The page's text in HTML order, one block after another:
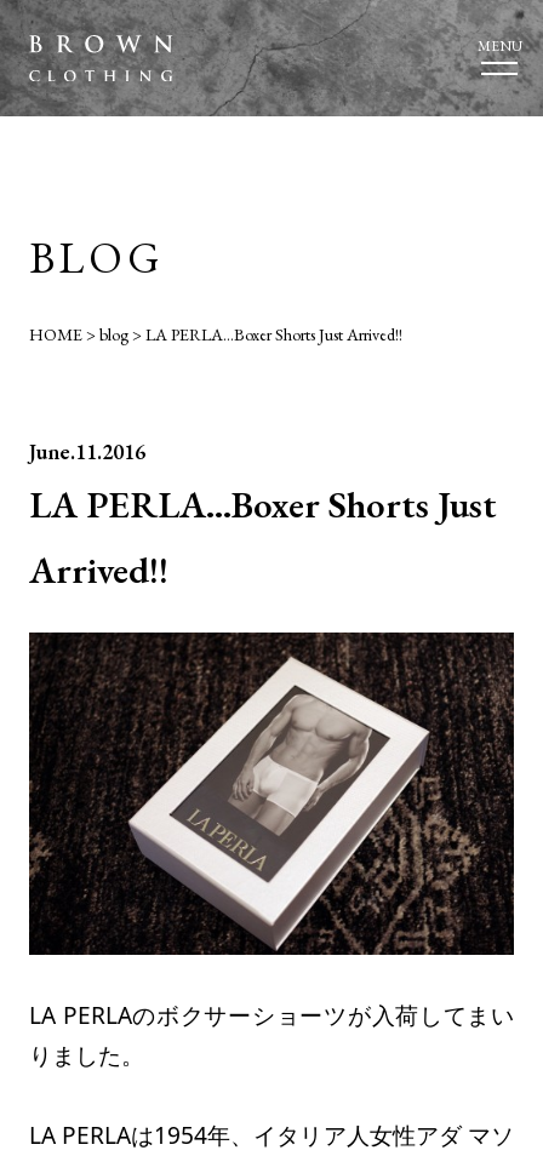
MENU
BLOG
HOME>blog>LA PERLA…Boxer Shorts Just Arrived!!
June.11.2016
LA PERLA…Boxer Shorts Just
Arrived!!
LA PERLAのボクサーショーツが入荷してまい
りました。
LA PERLAは1954年、イタリア人女性アダ マソ